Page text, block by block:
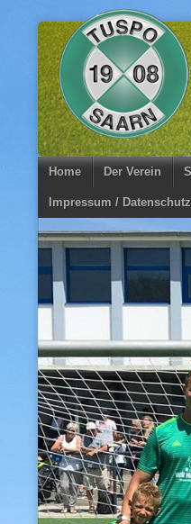
Skip
to
content
Home Der Verein
Impressum / Datenschutz